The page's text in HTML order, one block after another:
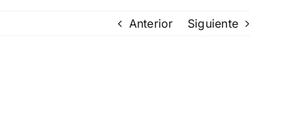
Anterior Siguiente